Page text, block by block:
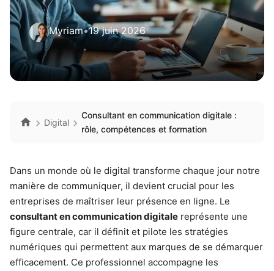
Myriam•19 juin 2026
Digital
Consultant en communication digitale :
rôle, compétences et formation
Dans un monde où le digital transforme chaque jour notre
manière de communiquer, il devient crucial pour les
entreprises de maîtriser leur présence en ligne. Le
consultant en communication digitale représente une
figure centrale, car il définit et pilote les stratégies
numériques qui permettent aux marques de se démarquer
efficacement. Ce professionnel accompagne les